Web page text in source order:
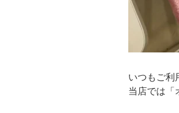
いつもご利
当店では「